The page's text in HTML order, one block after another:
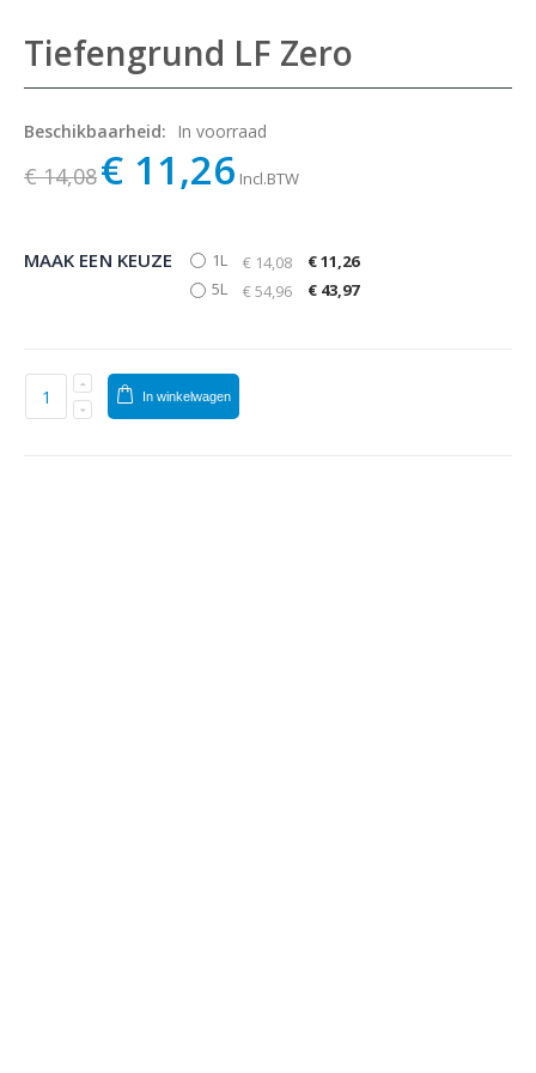
Tiefengrund LF Zero
Beschikbaarheid: In voorraad
€ 14,08€ 11,26 Incl.BTW
MAAK EEN KEUZE 1L € 14,08
€ 11,26
5L
€ 54,96 € 43,97
In winkelwagen